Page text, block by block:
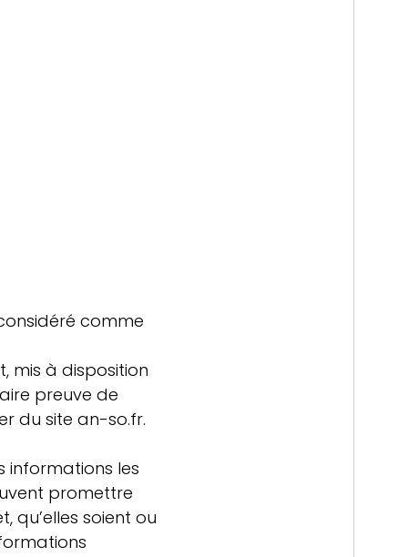
comme
mis à disposition
preuve de
du site an-so.fr.
informations les
promettre
qu’elles soient ou